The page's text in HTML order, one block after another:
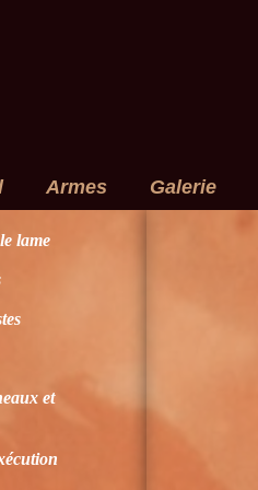
Armes Galerie
lame
et